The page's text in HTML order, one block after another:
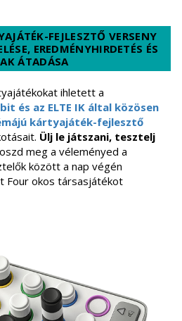
FEJLESZTŐ VERSENY
EREDMÉNYHIRDETÉS ÉS
ÁTADÁSA
ihletett a
és az ELTE IK által közösen
kártyajáték-fejlesztő
Ülj le játszani, tesztelj
meg a véleményed a
között a nap végén
Four okos társasjátékot